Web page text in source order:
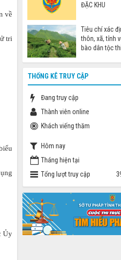
về
tri
Ủy
ĐẶC KHU
Tiêu chí xác
thôn, xã, tỉnh
bào dân tộc
THỐNG KÊ TRUY CẬP
Đang truy cập
Thành viên online
Khách viếng thăm
Hôm nay
Tháng hiện tại
Tổng lượt truy cập